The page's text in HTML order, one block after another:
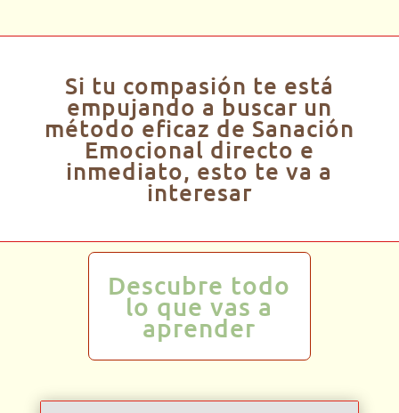
Si tu compasión te está
empujando a buscar un
método eficaz de Sanación
Emocional directo e
inmediato, esto te va a
interesar
Descubre todo
lo que vas a
aprender